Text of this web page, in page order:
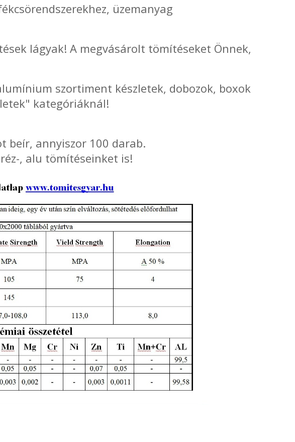
üzemanyag
lágyak! A megvásárolt tömítéseket Önnek,
szortiment készletek, dobozok, boxok
kategóriáknál!
beír, annyiszor 100 darab.
, alu tömítéseinket is!